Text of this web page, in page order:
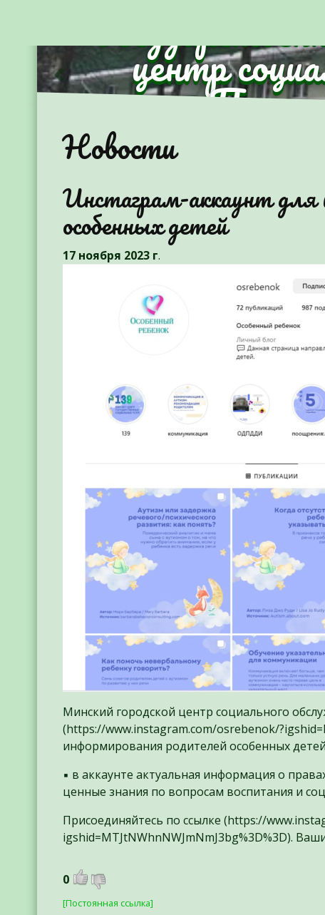
центр
Предыдущий
Новости
Инстаграм-аккаунт для
особенных детей
17 ноября 2023 г.
Минский городской центр социального
(https://www.instagram.com/osrebenok/
информирования родителей особенных детей
▪️ в аккаунте актуальная информация о
ценные знания по вопросам воспитания и
Присоединяйтесь по ссылке (https://
igshid=MTJtNWhnNWJmNmJ3bg%3D%3D).
0
[Постоянная ссылка]